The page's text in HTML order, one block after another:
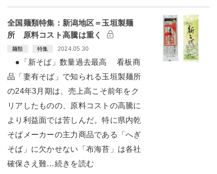
全国麺類特集：新潟地区＝玉垣製麺
所 原料コスト高騰は重く
麺類 特集 2024.05.30
●「新そば」数量過去最高 看板商
品「妻有そば」で知られる玉垣製麺所
の24年3月期は、売上高こそ前年をク
リアしたものの、原料コストの高騰に
より利益面では苦しんだ。特に県内乾
そばメーカーの主力商品である「へぎ
そば」に欠かせない「布海苔」は各社
確保さえ難…続きを読む